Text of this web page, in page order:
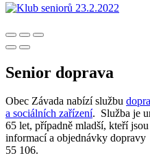
Senior doprava
Obec Závada nabízí službu
a sociálních zařízení. Služba je
65 let, případně mladší, kteří
informací a objednávky
55 106.